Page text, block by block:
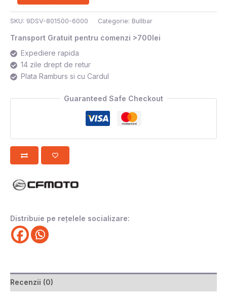
SKU: 9DSV-801500-6000 Categorie: Bullbar
Transport Gratuit pentru comenzi >700lei
Expediere rapida
14 zile drept de retur
Plata Ramburs si cu Cardul
Guaranteed Safe Checkout
Distribuie pe rețelele socializare:
Recenzii (0)